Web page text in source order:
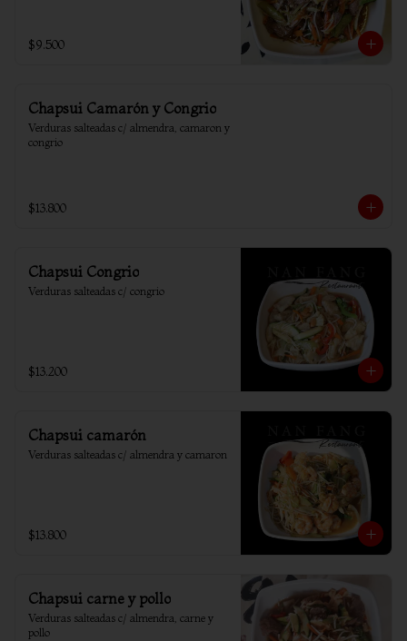
$9.500
Chapsui Camarón y Congrio
Verduras salteadas c/ almendra, camaron y
congrio
$13.800
Chapsui Congrio
Verduras salteadas c/ congrio
$13.200
Chapsui camarón
Verduras salteadas c/ almendra y camaron
$13.800
Chapsui carne y pollo
Verduras salteadas c/ almendra, carne y
pollo